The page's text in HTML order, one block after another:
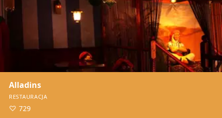
Alladins
RESTAURACJA
729